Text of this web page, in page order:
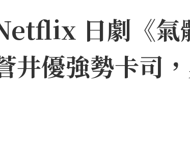
日劇《氣
井優強勢卡司